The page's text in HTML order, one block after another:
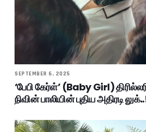
SEPTEMBER 6, 2025
‘பேபி கேர்ள்’ (Baby Girl)
நிவின் பாலியின் புதிய அதிரடி